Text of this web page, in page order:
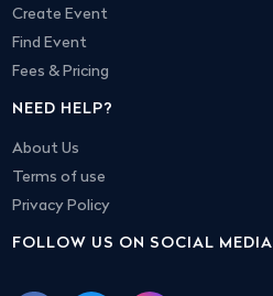
Create Event
Find Event
Fees & Pricing
NEED HELP?
About Us
Terms of use
Privacy Policy
FOLLOW US ON SOCIAL MEDIA